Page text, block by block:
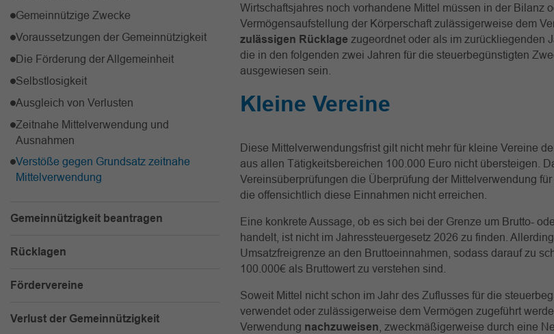
Gemeinnützige Zwecke
Voraussetzungen der Gemeinnützigkeit
Die Förderung der Allgemeinheit
Selbstlosigkeit
Ausgleich von Verlusten
Zeitnahe Mittelverwendung und
Ausnahmen
Verstöße gegen Grundsatz zeitnahe
Mittelverwendung
Gemeinnützigkeit beantragen
Rücklagen
Fördervereine
Verlust der Gemeinnützigkeit
Wirtschaftsjahres noch vorhandene Mittel müssen in der Bilanz
Vermögensaufstellung der Körperschaft zulässigerweise dem
zulässigen Rücklage zugeordnet oder als im zurückliegenden
die in den folgenden zwei Jahren für die steuerbegünstigten
ausgewiesen sein.
Kleine Vereine
Diese Mittelverwendungsfrist gilt nicht mehr für kleine Vereine
aus allen Tätigkeitsbereichen 100.000 Euro nicht übersteigen.
Vereinsüberprüfungen die Überprüfung der Mittelverwendung
die offensichtlich diese Einnahmen nicht erreichen.
Eine konkrete Aussage, ob es sich bei der Grenze um Brutto-
handelt, ist nicht im Jahressteuergesetz 2026 zu finden.
Umsatzfreigrenze an den Bruttoeinnahmen, sodass darauf zu
100.000€ als Bruttowert zu verstehen sind.
Soweit Mittel nicht schon im Jahr des Zuflusses für die
verwendet oder zulässigerweise dem Vermögen zugeführt
Verwendung nachzuweisen , zweckmäßigerweise durch eine